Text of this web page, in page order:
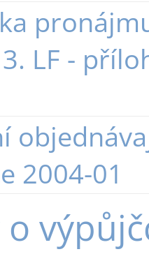
LF -
2004-01